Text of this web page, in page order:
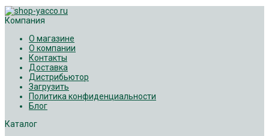
Компания
О магазине
О компании
Контакты
Доставка
Дистрибьютор
Загрузить
Политика конфиденциальности
Блог
Каталог